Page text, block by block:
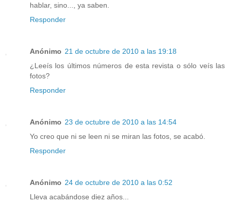
hablar, sino..., ya saben.
Responder
Anónimo 21 de octubre de 2010 a las 19:18
¿Leeís los últimos números de esta revista o sólo veís las
fotos?
Responder
Anónimo 23 de octubre de 2010 a las 14:54
Yo creo que ni se leen ni se miran las fotos, se acabó.
Responder
Anónimo 24 de octubre de 2010 a las 0:52
Lleva acabándose diez años...